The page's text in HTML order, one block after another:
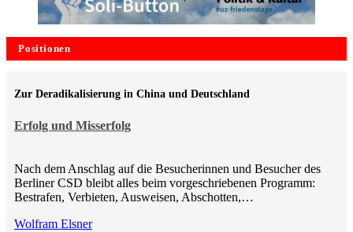
Positionen
Erfolg und Misserfolg
Zur Deradikalisierung in China und Deutschland
Nach dem Anschlag auf die Besucherinnen und Besucher des
Berliner CSD bleibt alles beim vorgeschriebenen Programm:
Bestrafen, Verbieten, Ausweisen, Abschotten,…
Wolfram Elsner